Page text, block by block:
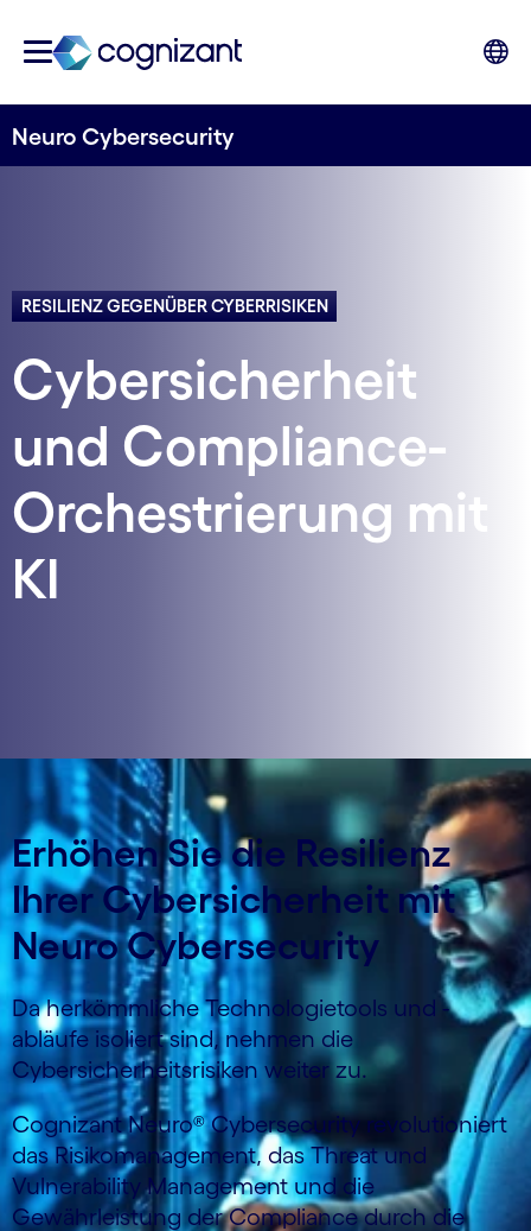
Neuro Cybersecurity
RESILIENZ GEGENÜBER CYBERRISIKEN
Cybersicherheit
und Compliance-
Orchestrierung mit
KI
Erhöhen Sie die Resilienz
Ihrer Cybersicherheit mit
Neuro Cybersecurity
Da herkömmliche Technologietools und -
abläufe isoliert sind, nehmen die
Cybersicherheitsrisiken weiter zu.
Cognizant Neuro® Cybersecurity revolutioniert
das Risikomanagement, das Threat und
Vulnerability Management und die
Gewährleistung der Compliance durch die